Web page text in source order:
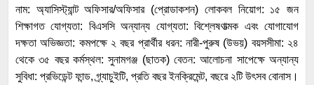
নাম: অ্যাসিস্ট্যান্ট অফিসার/অফিসার (প্রোডাকশন) লোকবল নিয়োগ: ১৫ জন
শিক্ষাগত যোগ্যতা: বিএসসি অন্যান্য যোগ্যতা: বিশ্লেষণাত্মক এবং যোগাযোগ
দক্ষতা অভিজ্ঞতা: কমপক্ষে ২ বছর প্রার্থীর ধরন: নারী-পুরুষ (উভয়) বয়সসীমা: ২৪
থেকে ৩৫ বছর কর্মস্থল: সুনামগঞ্জ (ছাতক) বেতন: আলোচনা সাপেক্ষে অন্যান্য
সুবিধা: প্রভিডেন্ট ফান্ড, গ্র্যাচুইটি, প্রতি বছর ইনক্রিমেন্ট, বছরে ২টি উৎসব বোনাস।